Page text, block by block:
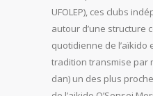
UFOLEP), ces clubs
autour d’une structure
quotidienne de l’aïkido
tradition transmise par
dan) un des plus